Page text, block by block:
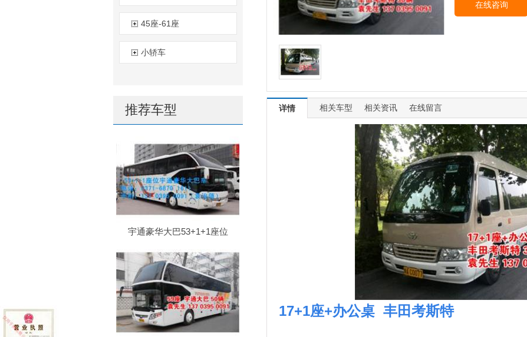
45座-61座
小轿车
推荐车型
宇通豪华大巴53+1+1座位
在线咨询
详情 相关车型 相关资讯 在线留言
17+1座+办公桌 丰田考斯特